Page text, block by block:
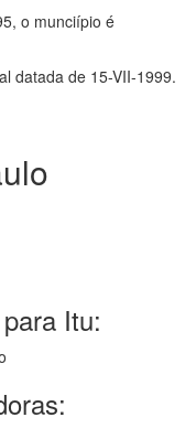
o munciípio é
datada de 15-VII-1999.
Itu: